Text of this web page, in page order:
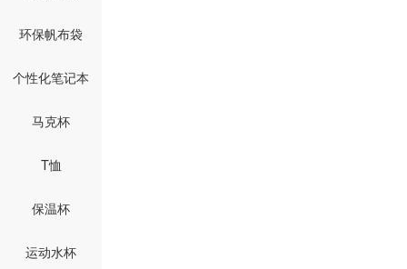
环保帆布袋
个性化笔记本
马克杯
T恤
保温杯
运动水杯